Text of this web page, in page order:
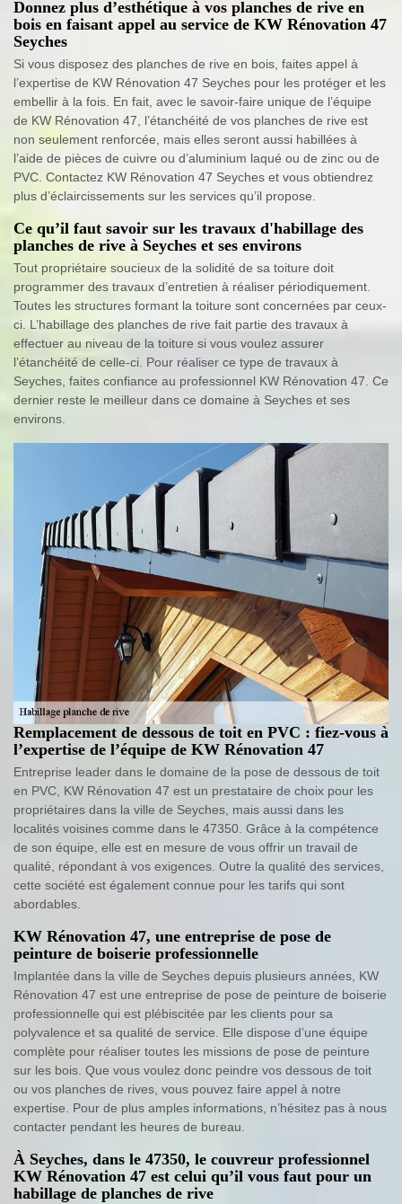
Donnez plus d’esthétique à vos planches de rive en
bois en faisant appel au service de KW Rénovation 47
Seyches
Si vous disposez des planches de rive en bois, faites appel à
l’expertise de KW Rénovation 47 Seyches pour les protéger et les
embellir à la fois. En fait, avec le savoir-faire unique de l’équipe
de KW Rénovation 47, l’étanchéité de vos planches de rive est
non seulement renforcée, mais elles seront aussi habillées à
l’aide de pièces de cuivre ou d’aluminium laqué ou de zinc ou de
PVC. Contactez KW Rénovation 47 Seyches et vous obtiendrez
plus d’éclaircissements sur les services qu’il propose.
Ce qu’il faut savoir sur les travaux d'habillage des
planches de rive à Seyches et ses environs
Tout propriétaire soucieux de la solidité de sa toiture doit
programmer des travaux d’entretien à réaliser périodiquement.
Toutes les structures formant la toiture sont concernées par ceux-
ci. L’habillage des planches de rive fait partie des travaux à
effectuer au niveau de la toiture si vous voulez assurer
l’étanchéité de celle-ci. Pour réaliser ce type de travaux à
Seyches, faites confiance au professionnel KW Rénovation 47. Ce
dernier reste le meilleur dans ce domaine à Seyches et ses
environs.
Remplacement de dessous de toit en PVC : fiez-vous à
l’expertise de l’équipe de KW Rénovation 47
Entreprise leader dans le domaine de la pose de dessous de toit
en PVC, KW Rénovation 47 est un prestataire de choix pour les
propriétaires dans la ville de Seyches, mais aussi dans les
localités voisines comme dans le 47350. Grâce à la compétence
de son équipe, elle est en mesure de vous offrir un travail de
qualité, répondant à vos exigences. Outre la qualité des services,
cette société est également connue pour les tarifs qui sont
abordables.
KW Rénovation 47, une entreprise de pose de
peinture de boiserie professionnelle
Implantée dans la ville de Seyches depuis plusieurs années, KW
Rénovation 47 est une entreprise de pose de peinture de boiserie
professionnelle qui est plébiscitée par les clients pour sa
polyvalence et sa qualité de service. Elle dispose d’une équipe
complète pour réaliser toutes les missions de pose de peinture
sur les bois. Que vous voulez donc peindre vos dessous de toit
ou vos planches de rives, vous pouvez faire appel à notre
expertise. Pour de plus amples informations, n’hésitez pas à nous
contacter pendant les heures de bureau.
À Seyches, dans le 47350, le couvreur professionnel
KW Rénovation 47 est celui qu’il vous faut pour un
habillage de planches de rive